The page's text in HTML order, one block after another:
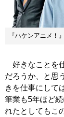
『ハケンアニメ！
好きなことを
だろうか、と思
きを仕事にして
筆業も5年ほど
れたとしてもこ